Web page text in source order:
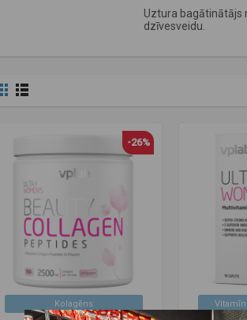
Uztura bagātinātājs
dzīvesveidu.
Kolagēns
-26%